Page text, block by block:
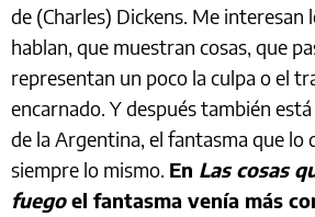
de (Charles) Dickens. Me interesan
hablan, que muestran cosas, que
representan un poco la culpa o el
encarnado. Y después también
de la Argentina, el fantasma que lo
siempre lo mismo. En Las cosas
fuegoel fantasma venía más